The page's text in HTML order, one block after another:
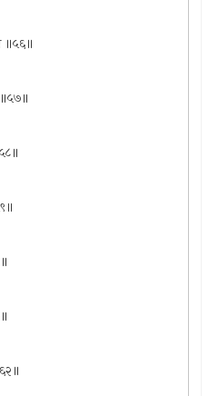
॥५६॥
॥५७॥